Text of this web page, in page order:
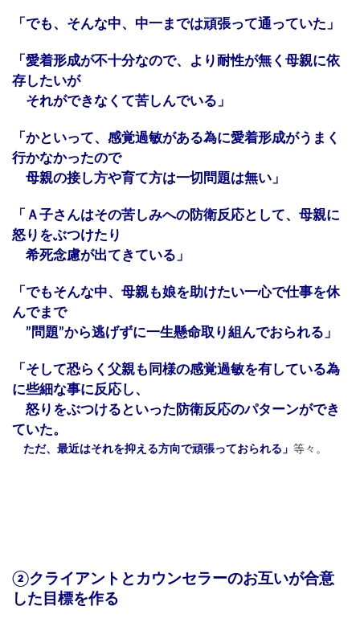
「でも、そんな中、中一までは頑張って通っていた」
「愛着形成が不十分なので、より耐性が無く母親に依
存したいが
それができなくて苦しんでいる」
「かといって、感覚過敏がある為に愛着形成がうまく
行かなかったので
母親の接し方や育て方は一切問題は無い」
「Ａ子さんはその苦しみへの防衛反応として、母親に
怒りをぶつけたり
希死念慮が出てきている」
「でもそんな中、母親も娘を助けたい一心で仕事を休
んでまで
”問題”から逃げずに一生懸命取り組んでおられる」
「そして恐らく父親も同様の感覚過敏を有している為
に些細な事に反応し、
怒りをぶつけるといった防衛反応のパターンができ
ていた。
ただ、最近はそれを抑える方向で頑張っておられる」 等々。
②クライアントとカウンセラーのお互いが合意
した目標を作る